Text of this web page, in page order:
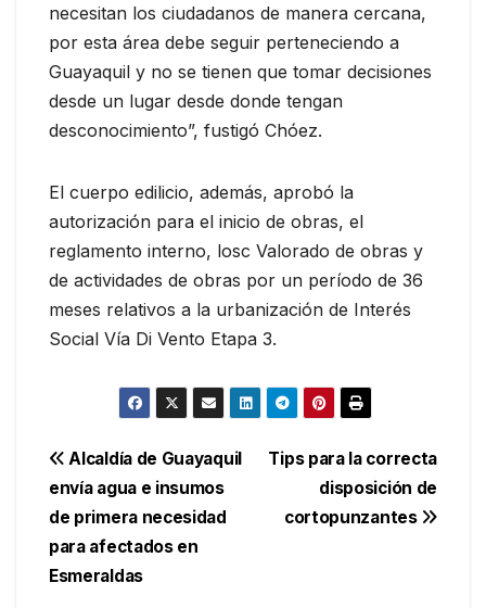
necesitan los ciudadanos de manera cercana,
por esta área debe seguir perteneciendo a
Guayaquil y no se tienen que tomar decisiones
desde un lugar desde donde tengan
desconocimiento”, fustigó Chóez.
El cuerpo edilicio, además, aprobó la
autorización para el inicio de obras, el
reglamento interno, losc Valorado de obras y
de actividades de obras por un período de 36
meses relativos a la urbanización de Interés
Social Vía Di Vento Etapa 3.
Navegación
de
entradas
Tips para la correcta
disposición de
cortopunzantes
Alcaldía de Guayaquil
envía agua e insumos
de primera necesidad
para afectados en
Esmeraldas